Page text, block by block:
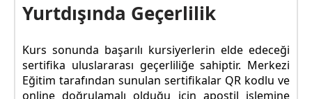
Yurtdışında Geçerlilik
Kurs sonunda başarılı kursiyerlerin elde edeceği
sertifika uluslararası geçerliliğe sahiptir. Merkezi
Eğitim tarafından sunulan sertifikalar QR kodlu ve
online doğrulamalı olduğu için apostil işlemine